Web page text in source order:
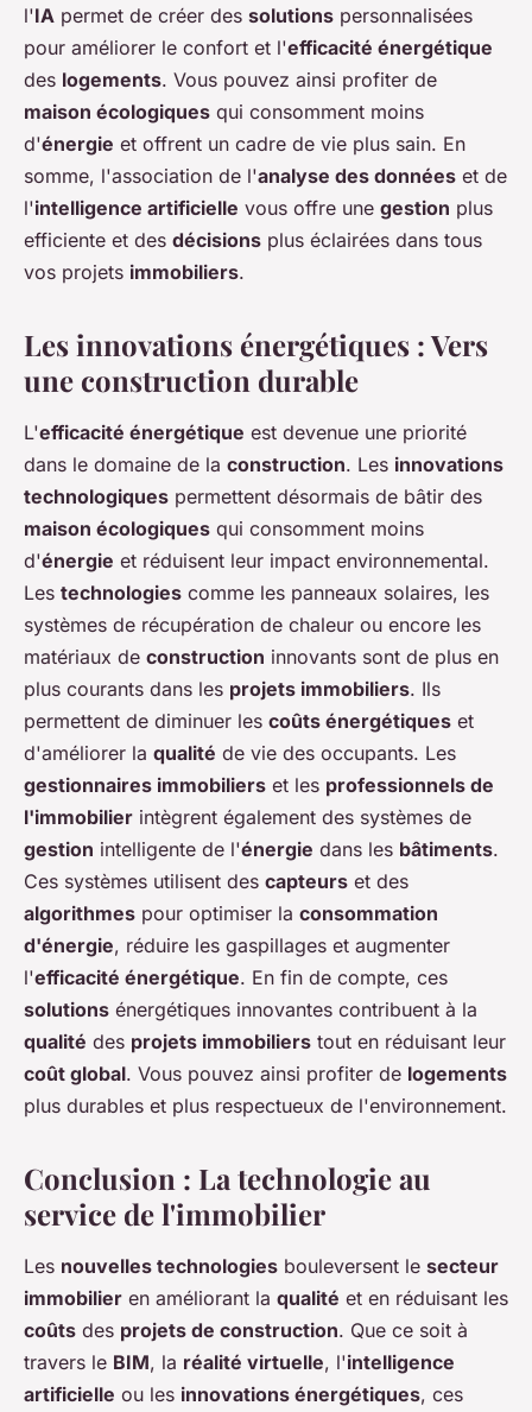
l'IA permet de créer des solutions personnalisées
pour améliorer le confort et l'efficacité énergétique
des logements. Vous pouvez ainsi profiter de
maison écologiques qui consomment moins
d'énergie et offrent un cadre de vie plus sain. En
somme, l'association de l'analyse des données et de
l'intelligence artificielle vous offre une gestion plus
efficiente et des décisions plus éclairées dans tous
vos projets immobiliers.
Les innovations énergétiques : Vers
une construction durable
L'efficacité énergétique est devenue une priorité
dans le domaine de la construction. Les innovations
technologiques permettent désormais de bâtir des
maison écologiques qui consomment moins
d'énergie et réduisent leur impact environnemental.
Les technologies comme les panneaux solaires, les
systèmes de récupération de chaleur ou encore les
matériaux de construction innovants sont de plus en
plus courants dans les projets immobiliers. Ils
permettent de diminuer les coûts énergétiques et
d'améliorer la qualité de vie des occupants. Les
gestionnaires immobiliers et les professionnels de
l'immobilier intègrent également des systèmes de
gestion intelligente de l'énergie dans les bâtiments.
Ces systèmes utilisent des capteurs et des
algorithmes pour optimiser la consommation
d'énergie, réduire les gaspillages et augmenter
l'efficacité énergétique. En fin de compte, ces
solutions énergétiques innovantes contribuent à la
qualité des projets immobiliers tout en réduisant leur
coût global. Vous pouvez ainsi profiter de logements
plus durables et plus respectueux de l'environnement.
Conclusion : La technologie au
service de l'immobilier
Les nouvelles technologies bouleversent le secteur
immobilier en améliorant la qualité et en réduisant les
coûts des projets de construction. Que ce soit à
travers le BIM, la réalité virtuelle, l'intelligence
artificielle ou les innovations énergétiques, ces